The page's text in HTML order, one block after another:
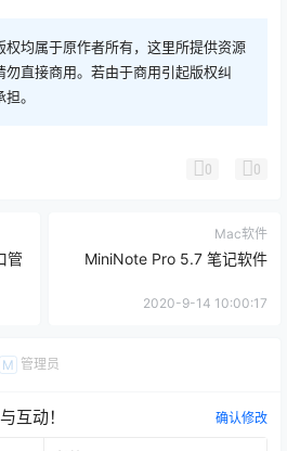
权均属于原作者所有，这里所提供资源
直接商用。若由于商用引起版权纠
。
0 0
管
Mac软件
MiniNote Pro 5.7 笔记软件
2020-9-14 10:00:17
M 管理员
互动！ 确认修改